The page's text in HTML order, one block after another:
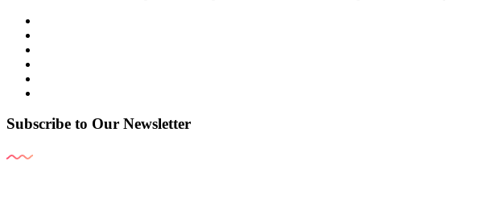
Subscribe to Our Newsletter